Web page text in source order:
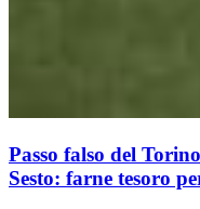
Passo falso del
Sesto: farne tesoro